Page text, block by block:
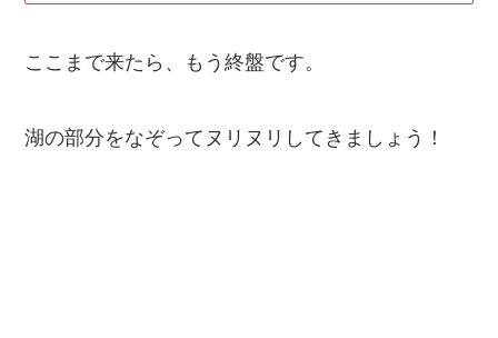
ここまで来たら、もう終盤です。
湖の部分をなぞってヌリヌリしてきましょう！